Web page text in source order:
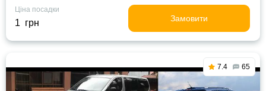
Ціна посадки
1 грн Замовити
7.4 65